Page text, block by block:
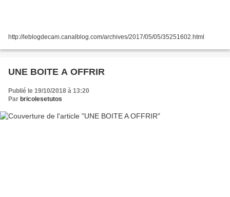
http://leblogdecam.canalblog.com/archives/2017/05/05/35251602.html
UNE BOITE A OFFRIR
Publié le 19/10/2018 à 13:20
Par bricolesetutos